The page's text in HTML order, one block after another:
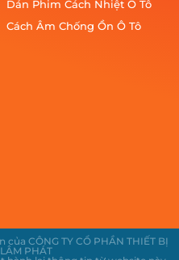
Dán Phim Cách Nhiệt Ô Tô
Cách Âm Chống Ồn Ô Tô
của CÔNG TY CỔ PHẦN THIẾT BỊ
PHÁT